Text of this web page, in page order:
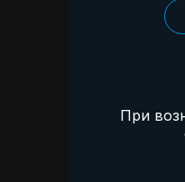
При